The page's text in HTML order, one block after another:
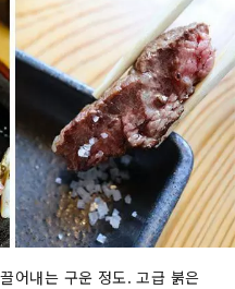
어내는 구운 정도. 고급 붉은